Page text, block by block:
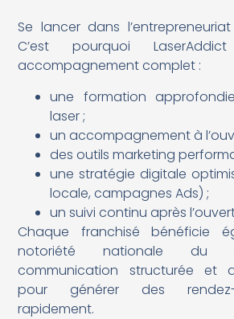
Se lancer dans
C’est pourquoi
accompagnement complet :
une formation
laser ;
un accompagnement à
des outils marketing
une stratégie digitale
locale, campagnes Ads) ;
un suivi continu après
Chaque franchisé bénéficie
notoriété nationale du
communication structurée et
pour générer des
rapidement.